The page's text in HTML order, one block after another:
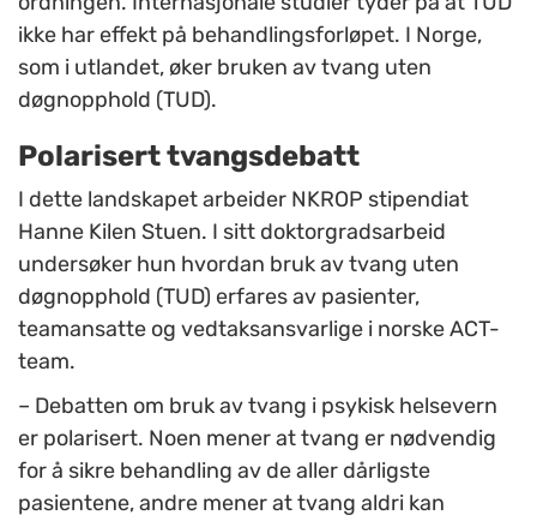
ikke har effekt på behandlingsforløpet. I Norge,
som i utlandet, øker bruken av tvang uten
døgnopphold (TUD).
Polarisert tvangsdebatt
I dette landskapet arbeider NKROP stipendiat
Hanne Kilen Stuen. I sitt doktorgradsarbeid
undersøker hun hvordan bruk av tvang uten
døgnopphold (TUD) erfares av pasienter,
teamansatte og vedtaksansvarlige i norske ACT-
team.
– Debatten om bruk av tvang i psykisk helsevern
er polarisert. Noen mener at tvang er nødvendig
for å sikre behandling av de aller dårligste
pasientene, andre mener at tvang aldri kan